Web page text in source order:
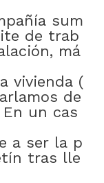
sum
de trab
, má
vivienda (
de
En un cas
a ser la p
tras lle